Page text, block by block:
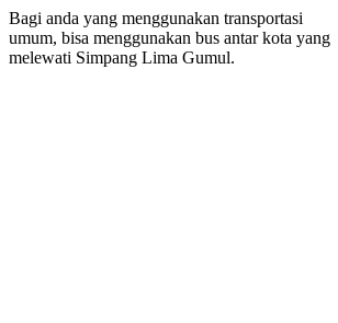
Bagi anda yang menggunakan transportasi
umum, bisa menggunakan bus antar kota yang
melewati Simpang Lima Gumul.